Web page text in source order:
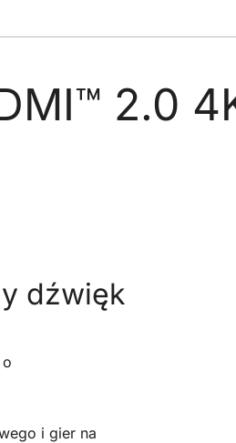
2.0
dźwięk
i gier na